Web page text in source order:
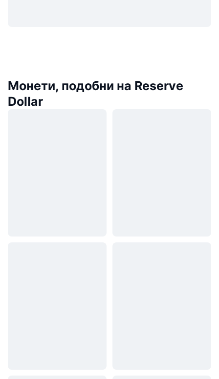
Монети, подобни на Reserve
Dollar